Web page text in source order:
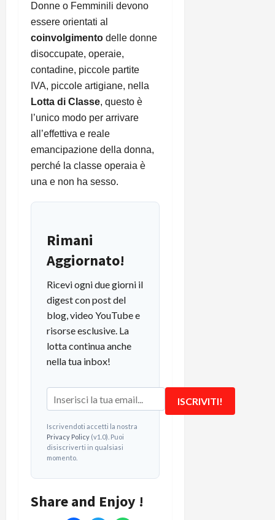
Donne o Femminili devono
essere orientati al
coinvolgimento delle donne
disoccupate, operaie,
contadine, piccole partite
IVA, piccole artigiane, nella
Lotta di Classe, questo è
l’unico modo per arrivare
all’effettiva e reale
emancipazione della donna,
perché la classe operaia è
una e non ha sesso.
Rimani
Aggiornato!
Ricevi ogni due giorni il
digest con post del
blog, video YouTube e
risorse esclusive. La
lotta continua anche
nella tua inbox!
ISCRIVITI!
Iscrivendoti accetti la nostra
Privacy Policy (v1.0). Puoi
disiscriverti in qualsiasi
momento.
Share and Enjoy !